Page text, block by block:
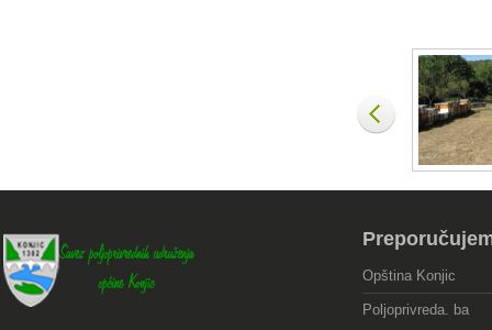
Opština Konjic
Poljoprivreda. ba